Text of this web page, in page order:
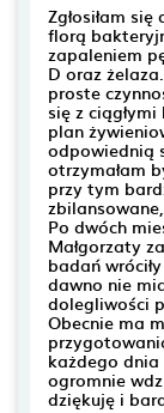
Zgłosiłam
florą
zapaleniem
D oraz
proste
się z
plan
odpowiednią
otrzymałam
przy tym
Po dwóch
Małgorzaty
badań
dawno nie
dolegliwości
Obecnie ma
każdego
ogromnie
dziękuję i